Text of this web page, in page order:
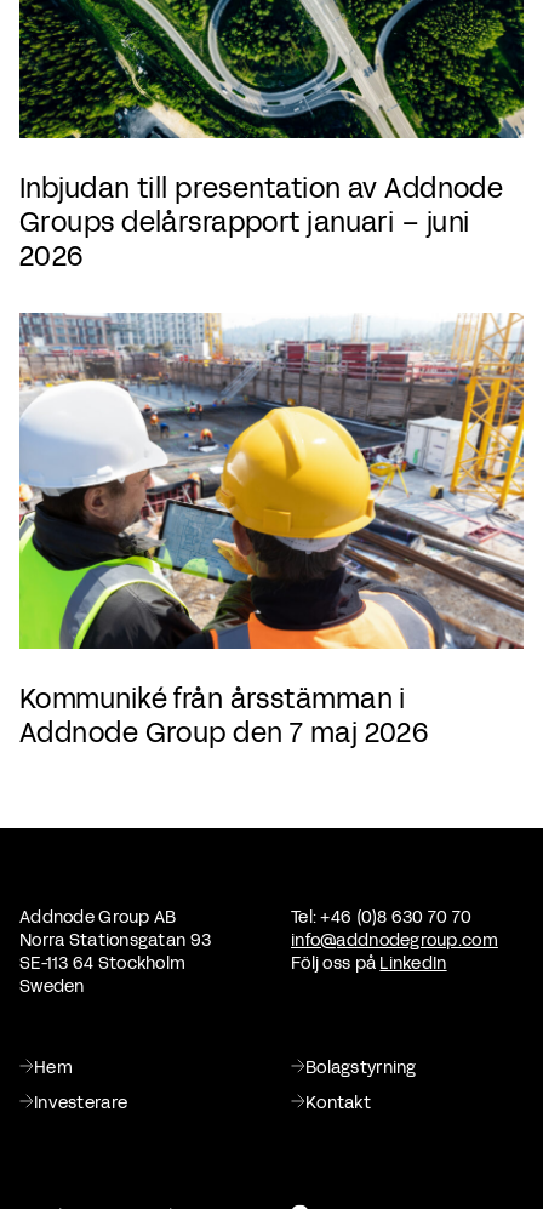
Inbjudan till presentation av Addnode
Groups delårsrapport januari – juni
2026
Kommuniké från årsstämman i
Addnode Group den 7 maj 2026
Addnode Group AB
Norra Stationsgatan 93
SE-113 64 Stockholm
Sweden
Tel: +46 (0)8 630 70 70
info@addnodegroup.com
Följ oss på LinkedIn
Hem
Bolagstyrning
Investerare
Kontakt